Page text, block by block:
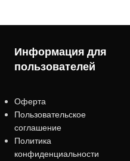
Информация для
пользователей
Оферта
Пользовательское
соглашение
Политика
конфиденциальности